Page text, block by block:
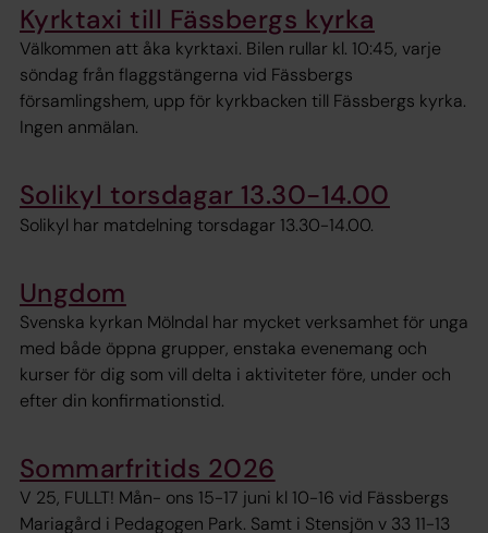
Kyrktaxi till Fässbergs kyrka
Välkommen att åka kyrktaxi. Bilen rullar kl. 10:45, varje
söndag från flaggstängerna vid Fässbergs
församlingshem, upp för kyrkbacken till Fässbergs kyrka.
Ingen anmälan.
Solikyl torsdagar 13.30-14.00
Solikyl har matdelning torsdagar 13.30-14.00.
Ungdom
Svenska kyrkan Mölndal har mycket verksamhet för unga
med både öppna grupper, enstaka evenemang och
kurser för dig som vill delta i aktiviteter före, under och
efter din konfirmationstid.
Sommarfritids 2026
V 25, FULLT! Mån- ons 15-17 juni kl 10-16 vid Fässbergs
Mariagård i Pedagogen Park. Samt i Stensjön v 33 11-13